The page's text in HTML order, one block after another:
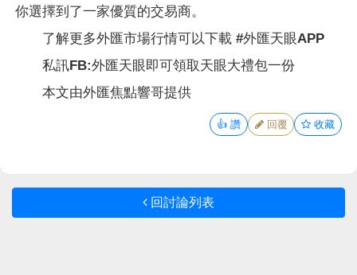
你選擇到了一家優質的交易商。
了解更多外匯市場行情可以下載 #外匯天眼APP
私訊FB:外匯天眼即可領取天眼大禮包一份
本文由外匯焦點響哥提供
👍 讚 回覆 收藏
回討論列表